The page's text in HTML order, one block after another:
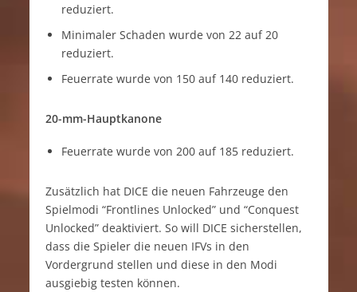
reduziert.
Minimaler Schaden wurde von 22 auf 20
reduziert.
Feuerrate wurde von 150 auf 140 reduziert.
20-mm-Hauptkanone
Feuerrate wurde von 200 auf 185 reduziert.
Zusätzlich hat DICE die neuen Fahrzeuge den
Spielmodi “Frontlines Unlocked” und “Conquest
Unlocked” deaktiviert. So will DICE sicherstellen,
dass die Spieler die neuen IFVs in den
Vordergrund stellen und diese in den Modi
ausgiebig testen können.